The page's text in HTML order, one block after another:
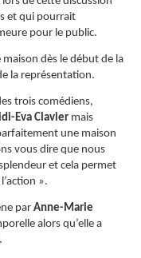
et qui pourrait
pour le public.
dès le début de la
la représentation.
trois comédiens,
Eva Clavier mais
une maison
vous dire que nous
et cela permet
».
parAnne-Marie
alors qu’elle a